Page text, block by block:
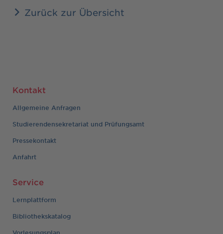
Zurück zur Übersicht
Kontakt
Allgemeine Anfragen
Studierendensekretariat und Prüfungsamt
Pressekontakt
Anfahrt
Service
Lernplattform
Bibliothekskatalog
Vorlesungsplan